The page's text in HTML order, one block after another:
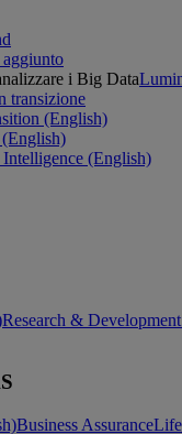
transizione
(English)
(English)
Research &
Business Assurance